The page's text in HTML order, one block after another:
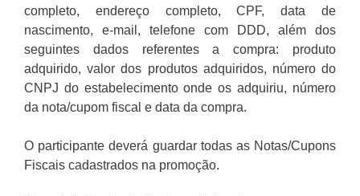
completo, endereço completo, CPF, data de
nascimento, e-mail, telefone com DDD, além dos
seguintes dados referentes a compra: produto
adquirido, valor dos produtos adquiridos, número do
CNPJ do estabelecimento onde os adquiriu, número
da nota/cupom fiscal e data da compra.
O participante deverá guardar todas as Notas/Cupons
Fiscais cadastrados na promoção.